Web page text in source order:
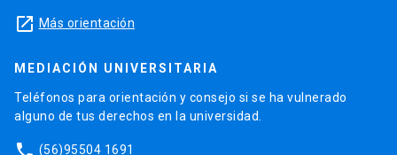
launch Más orientación
MEDIACIÓN UNIVERSITARIA
Teléfonos para orientación y consejo si se ha vulnerado
alguno de tus derechos en la universidad.
(56)95504 1691